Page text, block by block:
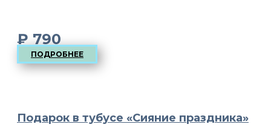
₽790
ПОДРОБНЕЕ
Подарок в тубусе «Сияние праздника»